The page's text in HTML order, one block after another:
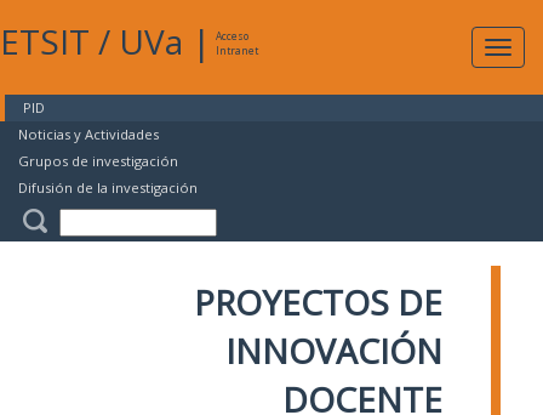
ETSIT / UVa |
Acceso
Intranet
PID
Noticias y Actividades
Grupos de investigación
Difusión de la investigación
PROYECTOS DE
INNOVACIÓN
DOCENTE